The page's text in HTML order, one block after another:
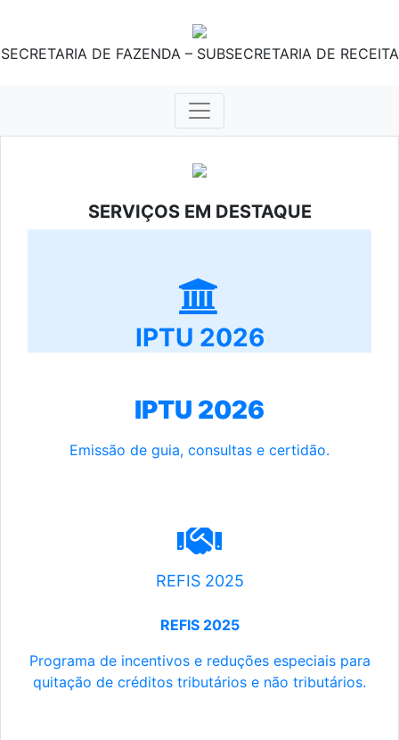
SECRETARIA DE FAZENDA – SUBSECRETARIA DE RECEITA
SERVIÇOS EM DESTAQUE
IPTU 2026
IPTU 2026
Emissão de guia, consultas e certidão.
REFIS 2025
REFIS 2025
Programa de incentivos e reduções especiais para
quitação de créditos tributários e não tributários.